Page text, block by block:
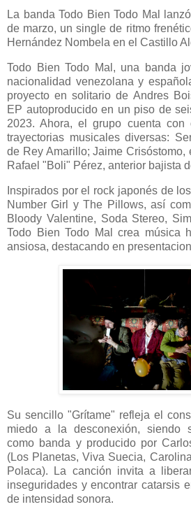
La banda Todo Bien Todo Mal
de marzo, un single de ritmo
Hernández Nombela en el Castillo
Todo Bien Todo Mal, una banda
nacionalidad venezolana y
proyecto en solitario de Andres
EP autoproducido en un piso de
2023. Ahora, el grupo cuenta con
trayectorias musicales diversas:
de Rey Amarillo; Jaime Crisóstomo,
Rafael "Boli" Pérez, anterior bajista
Inspirados por el rock japonés de
Number Girl y The Pillows, así
Bloody Valentine, Soda Stereo,
Todo Bien Todo Mal crea música
ansiosa, destacando en
Su sencillo "Grítame" refleja el
miedo a la desconexión, siendo
como banda y producido por
(Los Planetas, Viva Suecia,
Polaca). La canción invita a
inseguridades y encontrar catarsis
de intensidad sonora.